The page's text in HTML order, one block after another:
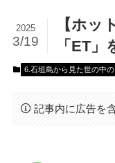
【ホッ
「ET
2025
3/19
6.石垣島から見た世の中
記事内に広告を